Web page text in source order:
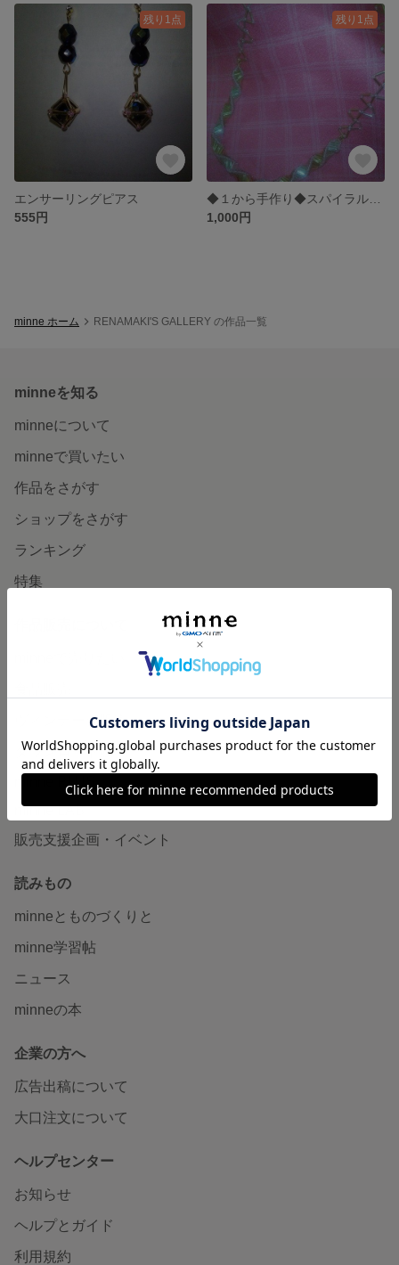
残り1点
エンサーリングピアス
555円
残り1点
1,000円
minne ホーム RENAMAKI'S GALLERY の作品一覧
minneを知る
minneについて
minneで買いたい
作品をさがす
ショップをさがす
ランキング
特集
ヴィンテージ販売
ダウンロード販売
minne PLUS
minne LAB
販売支援企画・イベント
読みもの
minneとものづくりと
minne学習帖
ニュース
minneの本
企業の方へ
広告出稿について
大口注文について
ヘルプセンター
お知らせ
ヘルプとガイド
利用規約